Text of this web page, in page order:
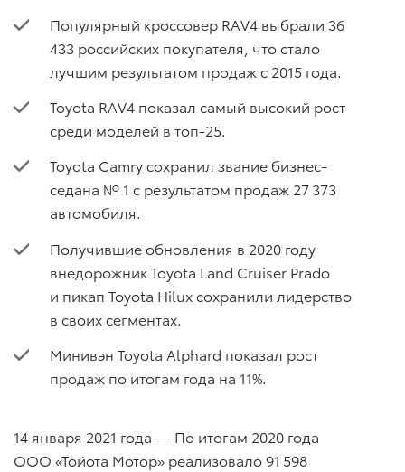
Популярный кроссовер RAV4 выбрали 36
433 российских покупателя, что стало
лучшим результатом продаж с 2015 года.
Toyota RAV4 показал самый высокий рост
среди моделей в топ-25.
Toyota Camry сохранил звание бизнес-
седана № 1 с результатом продаж 27 373
автомобиля.
Получившие обновления в 2020 году
внедорожник Toyota Land Cruiser Prado
и пикап Toyota Hilux сохранили лидерство
в своих сегментах.
Минивэн Toyota Alphard показал рост
продаж по итогам года на 11%.
14 января 2021 года — По итогам 2020 года
ООО «Тойота Мотор» реализовало 91 598